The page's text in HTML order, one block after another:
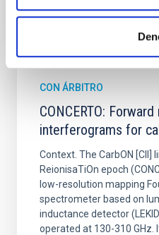
CON ÁRBITRO
CONCERTO:
interferograms for
Context. The CarbON [CII]
ReionisaTiOn epoch
low-resolution mapping
spectrometer based on
inductance detector
operated at 130-310 GHz.